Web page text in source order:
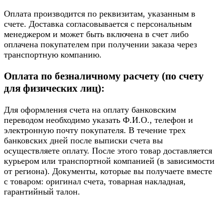
Оплата производится по реквизитам, указанным в
счете. Доставка согласовывается с персональным
менеджером и может быть включена в счет либо
оплачена покупателем при получении заказа через
транспортную компанию.
Оплата по безналичному расчету (по счету
для физических лиц):
Для оформления счета на оплату банковским
переводом необходимо указать Ф.И.О., телефон и
электронную почту покупателя. В течение трех
банковских дней после выписки счета вы
осуществляете оплату. После этого товар доставляется
курьером или транспортной компанией (в зависимости
от региона). Документы, которые вы получаете вместе
с товаром: оригинал счета, товарная накладная,
гарантийный талон.